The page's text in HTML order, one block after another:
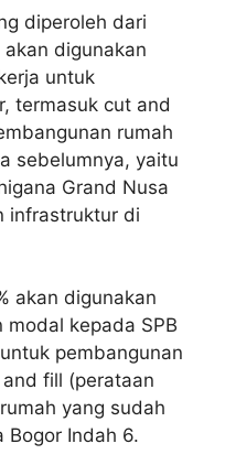
diperoleh dari
akan digunakan
untuk
termasuk cut and
rumah
sebelumnya, yaitu
Grand Nusa
infrastruktur di
akan digunakan
kepada SPB
pembangunan
fill (perataan
yang sudah
Bogor Indah 6.